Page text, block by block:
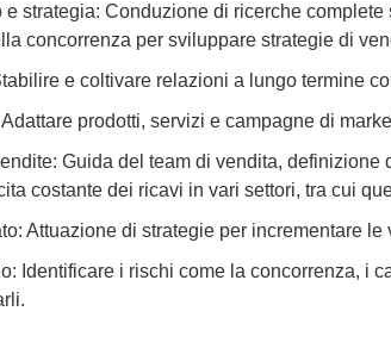
e strategia: Conduzione di ricerche
concorrenza per sviluppare strategie di
e coltivare relazioni a lungo termine
prodotti, servizi e campagne di
Guida del team di vendita,
costante dei ricavi in vari settori, tra cui
Attuazione di strategie per incrementare
Identificare i rischi come la concorrenza, i